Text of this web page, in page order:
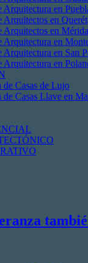
Arquitectura en
Arquitectos en
Arquitectos en Mérida
Arquitectura en
Arquitectura en San
Arquitectura en
de Casas de Lujo
de Casas Llave en